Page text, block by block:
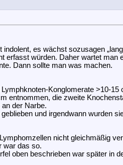
es wächst sozusagen
erfasst würden. Daher wartet man
Dann sollte man was machen.
Konglomerate >10-15
entnommen, die zweite
der Narbe.
und irgendwann wurden
nicht gleichmäßig
war das so.
oben beschrieben war später in